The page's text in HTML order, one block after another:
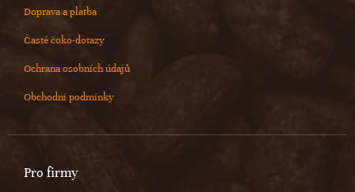
Doprava a platba
Časté čoko-dotazy
Ochrana osobních údajů
Obchodní podmínky
Pro firmy